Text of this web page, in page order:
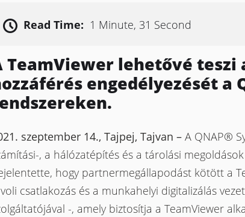
Read Time: 1 Minute, 31 Second
TeamViewer lehetővé teszi
engedélyezését a
szeptember 14., Tajpej, Tajvan –A QNAP®
, a hálózatépítés és a tárolási
hogy partnermegállapodást kötött a
csatlakozás és a munkahelyi digitalizálás
-, amely biztosítja a TeamViewer